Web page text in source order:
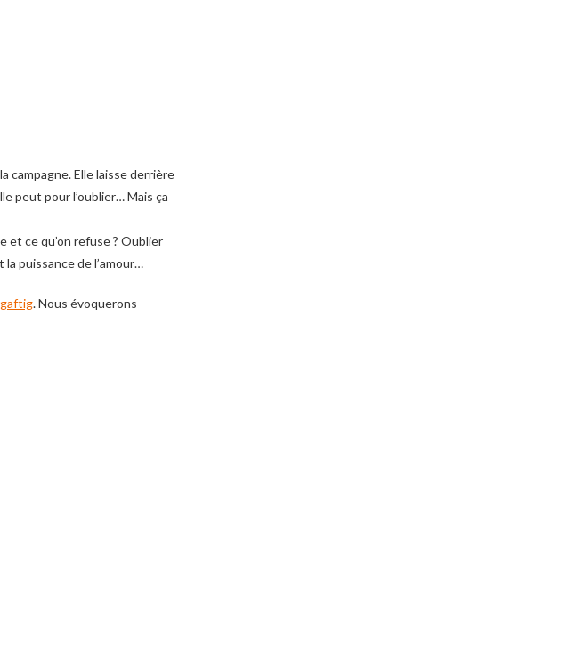
campagne. Elle laisse derrière
peut pour l’oublier… Mais ça
et ce qu’on refuse ? Oublier
puissance de l’amour…
. Nous évoquerons